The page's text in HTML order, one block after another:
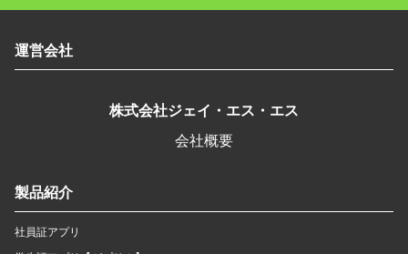
運営会社
株式会社ジェイ・エス・エス
会社概要
製品紹介
社員証アプリ